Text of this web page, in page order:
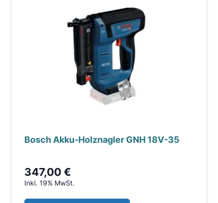
Bosch Akku-Holznagler GNH 18V-35
347,00 €
Inkl. 19% MwSt.